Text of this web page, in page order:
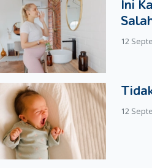
Ini
12
12